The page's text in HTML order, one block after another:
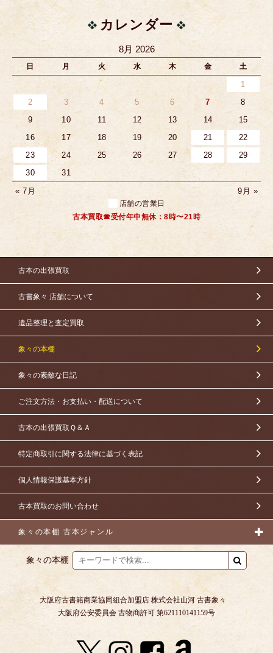
カレンダー
8月 2026
日 月 火 水 木 金 土
1
2
3 4 5 6 7
8
9
10 11 12 13 14
15
16
17 18 19 20 21
22
23
24 25 26 27 28
29
30
31
« 7月
9月 »
店舗の営業日
古本買取☎受付年中無休：8時〜21時
古本の出張買取
古書象々 店舗について
遺品整理と査定買取
象々の本棚
象々の素敵な日記
ご注文方法・お支払い・配送について
古本の出張買取Ｑ＆Ａ
特定商取引に関する法律に基づく表記
個人情報保護基本方針
古本買取のお問い合わせ
象々の本棚 古本ジャンル
象々の本棚
大阪府古書籍商業協同組合加盟店 株式会社山河 古書象々
大阪府公安委員会 古物商許可 第621110141159号